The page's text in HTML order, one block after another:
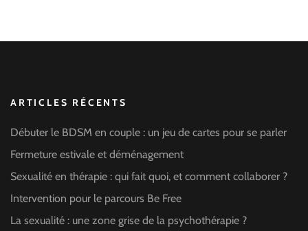
ARTICLES RÉCENTS
Débuter le BDSM en couple : un jeu de cartes pour se parler
Fermeture estivale et déménagement
Sexualité en thérapie : qui fait quoi, et comment collaborer ?
Intervention pour le parcours Be Free
La sexualité : une zone grise de la psychothérapie ?